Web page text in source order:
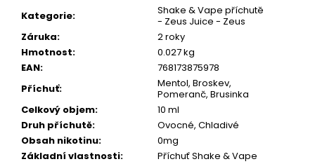
Kategorie:
Shake & Vape příchutě
- Zeus Juice - Zeus
Záruka:
2 roky
Hmotnost:
0.027 kg
EAN:
768173875978
Příchuť:
Mentol, Broskev,
Pomeranč, Brusinka
Celkový objem:
10 ml
Druh příchutě:
Ovocné, Chladivé
Obsah nikotinu:
0mg
Základní vlastnosti:
Příchuť Shake & Vape